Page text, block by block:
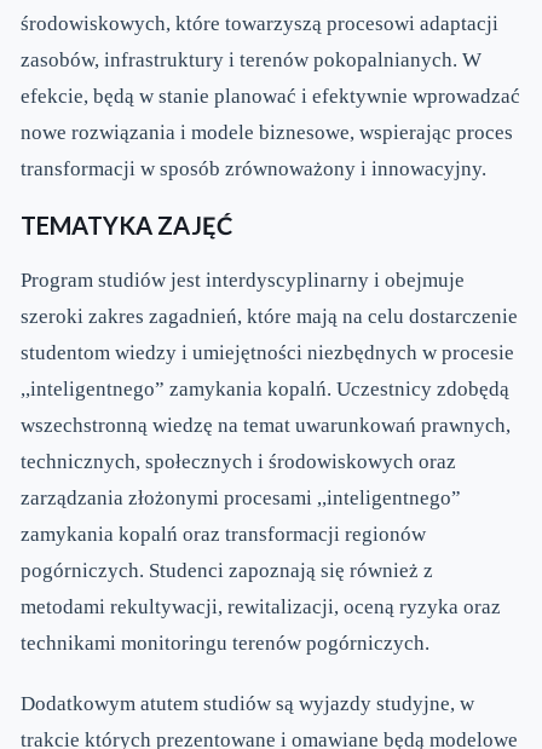
środowiskowych, które towarzyszą procesowi adaptacji
zasobów, infrastruktury i terenów pokopalnianych. W
efekcie, będą w stanie planować i efektywnie wprowadzać
nowe rozwiązania i modele biznesowe, wspierając proces
transformacji w sposób zrównoważony i innowacyjny.
TEMATYKA ZAJĘĆ
Program studiów jest interdyscyplinarny i obejmuje
szeroki zakres zagadnień, które mają na celu dostarczenie
studentom wiedzy i umiejętności niezbędnych w procesie
,,inteligentnego” zamykania kopalń. Uczestnicy zdobędą
wszechstronną wiedzę na temat uwarunkowań prawnych,
technicznych, społecznych i środowiskowych oraz
zarządzania złożonymi procesami ,,inteligentnego”
zamykania kopalń oraz transformacji regionów
pogórniczych. Studenci zapoznają się również z
metodami rekultywacji, rewitalizacji, oceną ryzyka oraz
technikami monitoringu terenów pogórniczych.
Dodatkowym atutem studiów są wyjazdy studyjne, w
trakcie których prezentowane i omawiane będą modelowe